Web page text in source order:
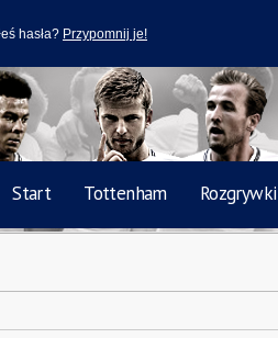
hasła? Przypomnij je!
Start Tottenham Rozgrywki